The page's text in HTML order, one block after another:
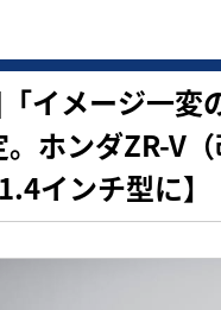
イメージ一変
ホンダZR-V
インチ型に】